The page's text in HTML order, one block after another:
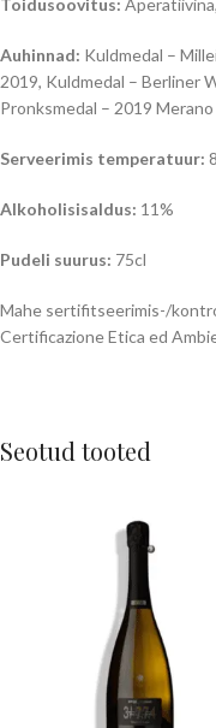
Toidusoovitus:
Auhinnad: Kuldmedal –
2019, Kuldmedal – Berliner
Pronksmedal – 2019
Serveerimis temperatuur:
Alkoholisisaldus: 11%
Pudeli suurus: 75cl
Mahe sertifitseerimis-/
Certificazione Etica ed
Seotud tooted